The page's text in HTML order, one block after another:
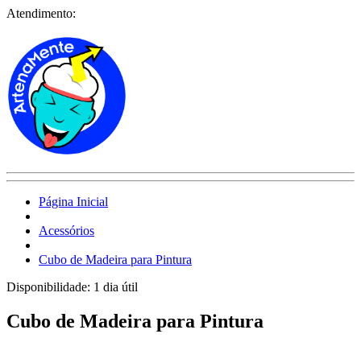
Atendimento:
Página Inicial
Acessórios
Cubo de Madeira para Pintura
Disponibilidade: 1 dia útil
Cubo de Madeira para Pintura